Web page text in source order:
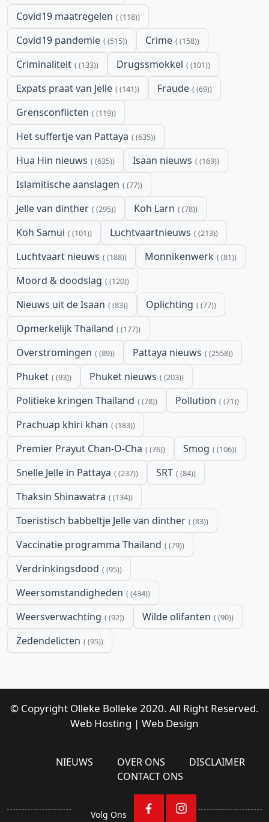
Covid19 maatregelen (118)
Covid19 pandemie (515) Crime (158)
Criminaliteit (133) Drugssmokkel (101)
Expats praat van Jelle (141) Fraude (69)
Grensconflicten (119)
Het suffertje van Pattaya (635)
Hua Hin nieuws (635) Isaan nieuws (169)
Islamitische aanslagen (77)
Jelle van dinther (295) Koh Larn (78)
Koh Samui (101) Luchtvaartnieuws (213)
Luchtvaart nieuws (188) Monnikenwerk (81)
Moord & doodslag (120)
Nieuws uit de Isaan (83) Oplichting (77)
Opmerkelijk Thailand (177)
Overstromingen (89) Pattaya nieuws (2558)
Phuket (93) Phuket nieuws (203)
Politieke kringen Thailand (78) Pollution (71)
Prachuap khiri khan (183)
Premier Prayut Chan-O-Cha (76) Smog (106)
Snelle Jelle in Pattaya (237) SRT (84)
Thaksin Shinawatra (134)
Toeristisch babbeltje Jelle van dinther (83)
Vaccinatie programma Thailand (79)
Verdrinkingsdood (95)
Weersomstandigheden (434)
Weersverwachting (92) Wilde olifanten (90)
Zedendelicten (95)
© Copyright Olleke Bolleke 2020. All Right Reserved.
Web Hosting | Web Design
NIEUWS OVER ONS
DISCLAIMER
CONTACT ONS
Volg Ons